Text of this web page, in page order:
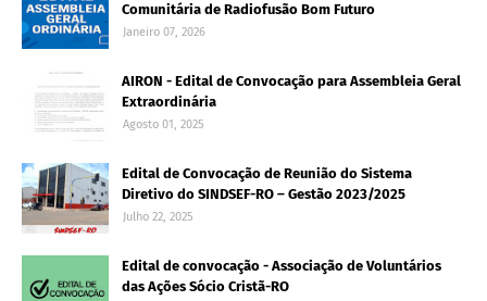
Comunitária de Radiofusão Bom Futuro
Janeiro 07, 2026
AIRON - Edital de Convocação para Assembleia Geral
Extraordinária
Agosto 01, 2025
Edital de Convocação de Reunião do Sistema
Diretivo do SINDSEF-RO – Gestão 2023/2025
Julho 22, 2025
Edital de convocação - Associação de Voluntários
das Ações Sócio Cristã-RO